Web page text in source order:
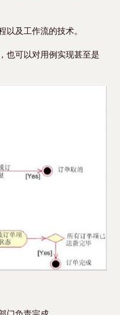
以及工作流的技术。
也可以对用例实现甚至是